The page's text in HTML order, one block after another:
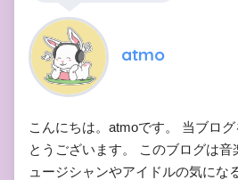
atmo
こんにちは。atmoです。 当ブロ
とうございます。 このブログは音
ュージシャンやアイドルの気にな